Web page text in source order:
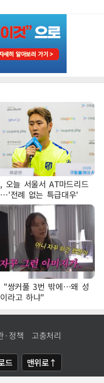
오늘 서울서 AT마드리드
전례 없는 특급대우'
"쌍커풀 3번 밖에…왜 성
라고 하냐"
·정책 고충처리
드 맨위로↑